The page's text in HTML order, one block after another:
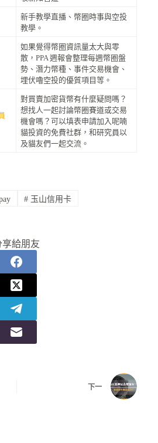
新手教學直播、幣圈時事與空投
教學。
如果覺得幣圈資訊量太大與零
散，PPA 週報會整理每週幣圈盤
勢、潛力幣種、事件交易機會、
埋伏嚕空投的優質項目等。
對買賣加密貨幣有什麼疑問嗎？
想找人一起討論幣圈賽道或交易
機會嗎？可以填表申請加入呢喃
貓投資的免費社群，和研究員以
及貓友們一起交流。
# 玉山信用卡
享給朋友
下一